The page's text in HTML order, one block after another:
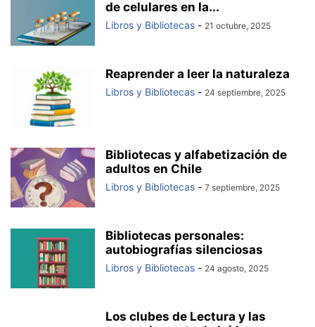
de celulares en la...
Libros y Bibliotecas - 21 octubre, 2025
Reaprender a leer la naturaleza
Libros y Bibliotecas - 24 septiembre, 2025
Bibliotecas y alfabetización de
adultos en Chile
Libros y Bibliotecas - 7 septiembre, 2025
Bibliotecas personales:
autobiografías silenciosas
Libros y Bibliotecas - 24 agosto, 2025
Los clubes de Lectura y las